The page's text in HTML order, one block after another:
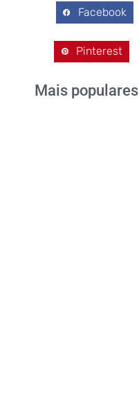
Facebook
Pinterest
Mais populares